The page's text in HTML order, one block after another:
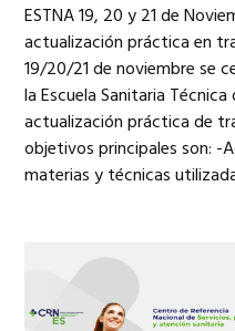
ESTNA 19, 20 y 21 de
actualización práctica en
19/20/21 de noviembre se
la Escuela Sanitaria
actualización práctica de
objetivos principales son: -
materias y técnicas